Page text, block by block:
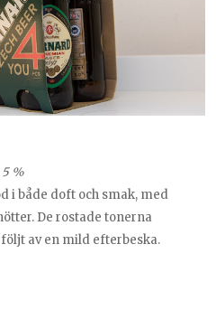
5 %
i både doft och smak, med
De rostade tonerna
av en mild efterbeska.